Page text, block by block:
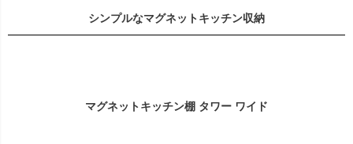
シンプルなマグネットキッチン収納
マグネットキッチン棚 タワー ワイド